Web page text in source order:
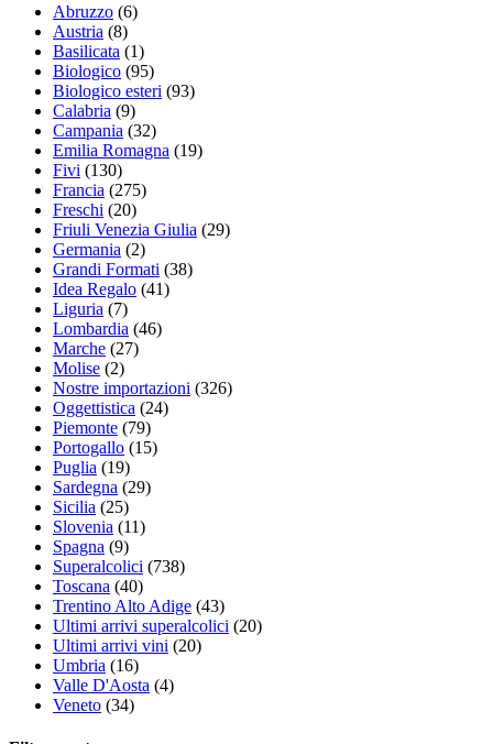
Abruzzo (6)
Austria (8)
Basilicata (1)
Biologico (95)
Biologico esteri (93)
Calabria (9)
Campania (32)
Emilia Romagna (19)
Fivi (130)
Francia (275)
Freschi (20)
Friuli Venezia Giulia (29)
Germania (2)
Grandi Formati (38)
Idea Regalo (41)
Liguria (7)
Lombardia (46)
Marche (27)
Molise (2)
Nostre importazioni (326)
Oggettistica (24)
Piemonte (79)
Portogallo (15)
Puglia (19)
Sardegna (29)
Sicilia (25)
Slovenia (11)
Spagna (9)
Superalcolici (738)
Toscana (40)
Trentino Alto Adige (43)
Ultimi arrivi superalcolici (20)
Ultimi arrivi vini (20)
Umbria (16)
Valle D'Aosta (4)
Veneto (34)